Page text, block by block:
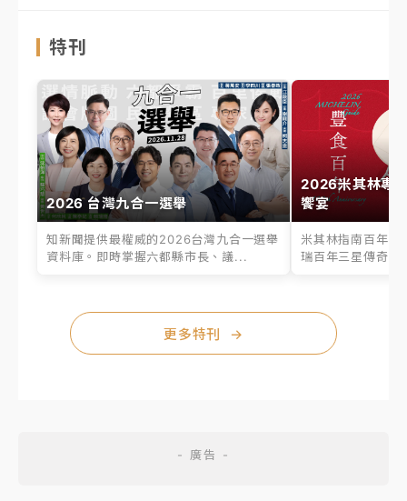
特刊
2026 台灣九合一選舉
知新聞提供最權威的2026台灣九合一選舉
資料庫。即時掌握六都縣市長、議...
2026米其林專
饗宴
米其林指南百年之
瑞百年三星傳奇、
更多特刊 →